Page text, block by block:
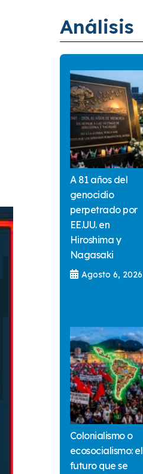
Análisis
A 81 años del
genocidio
perpetrado por
EE.UU. en
Hiroshima y
Nagasaki
Agosto 6, 2026
Colonialismo o
ecosocialismo: el
futuro que se